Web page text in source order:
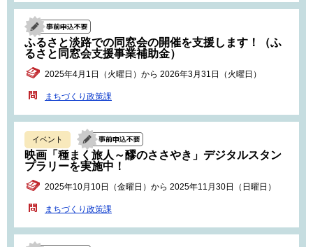
ふるさと淡路での同窓会の開催を支援します！（ふ
るさと同窓会支援事業補助金）
2025年4月1日（火曜日）から 2026年3月31日（火曜日）
まちづくり政策課
イベント
映画「種まく旅人～醪のささやき」デジタルスタン
プラリーを実施中！
2025年10月10日（金曜日）から 2025年11月30日（日曜日）
まちづくり政策課